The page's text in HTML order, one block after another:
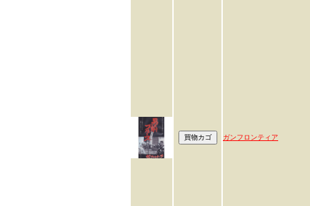
ガンフロンティア